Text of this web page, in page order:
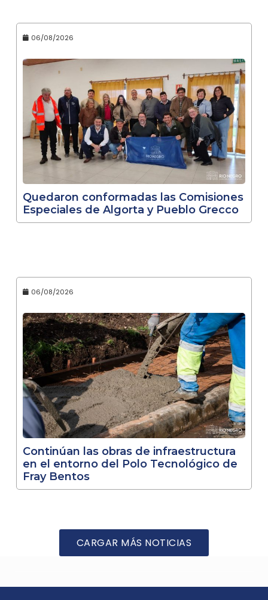
06/08/2026
Quedaron conformadas las Comisiones
Especiales de Algorta y Pueblo Grecco
06/08/2026
Continúan las obras de infraestructura
en el entorno del Polo Tecnológico de
Fray Bentos
CARGAR MÁS NOTICIAS